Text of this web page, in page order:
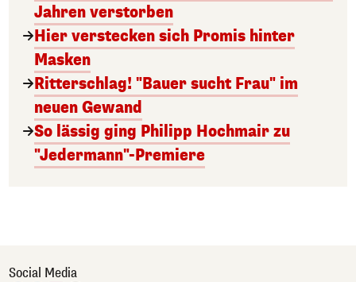
Jahren verstorben
Hier verstecken sich Promis hinter
Masken
Ritterschlag! "Bauer sucht Frau" im
neuen Gewand
So lässig ging Philipp Hochmair zu
"Jedermann"-Premiere
Social Media